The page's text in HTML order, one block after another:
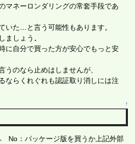
マネーロンダリングの常套手段であ
いた…と言う可能性もあります。
ましょう。
に自分で買った方が安心でもっと安
うのなら止めはしませんが、
ならくれぐれも認証取り消しには注
↑
No：パッケージ版を買うか上記外部